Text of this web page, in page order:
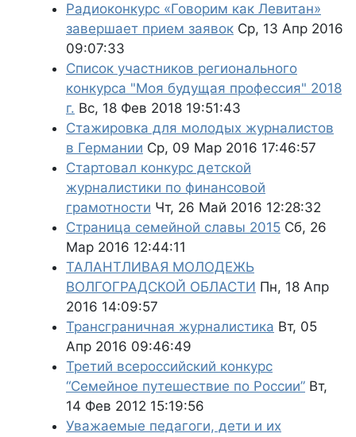
Радиоконкурс «Говорим как Левитан»
завершает прием заявок Ср, 13 Апр 2016
09:07:33
Список участников регионального
конкурса "Моя будущая профессия" 2018
г. Вс, 18 Фев 2018 19:51:43
Стажировка для молодых журналистов
в Германии Ср, 09 Мар 2016 17:46:57
Стартовал конкурс детской
журналистики по финансовой
грамотности Чт, 26 Май 2016 12:28:32
Страница семейной славы 2015 Сб, 26
Мар 2016 12:44:11
ТАЛАНТЛИВАЯ МОЛОДЕЖЬ
ВОЛГОГРАДСКОЙ ОБЛАСТИ Пн, 18 Апр
2016 14:09:57
Трансграничная журналистика Вт, 05
Апр 2016 09:46:49
Третий всероссийский конкурс
“Семейное путешествие по России” Вт,
14 Фев 2012 15:19:56
Уважаемые педагоги, дети и их